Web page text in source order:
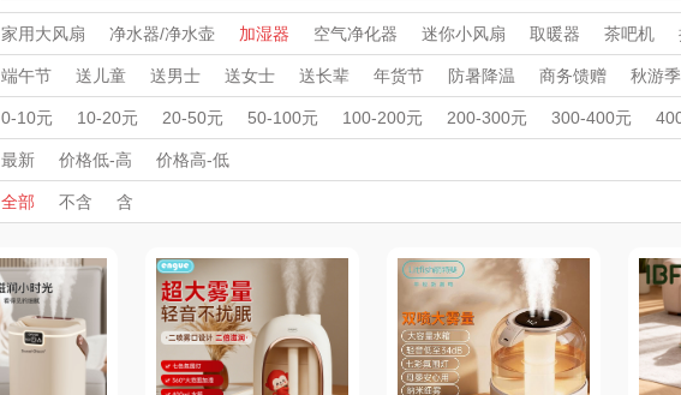
新秀丽 夏普SHARP 东方沁 绽家
momo（杯壶） 大嘴猴（杯壶厨具 MOVA 匠心萌宠
西屋（运动户外） 非一FETANA
DGI
元朗荣华 纽曼Newmine
（线下款）
纽曼Newmine
（线上款）
佳帮手 罗莱 超柔
斯凯奇SKECHER 可口可乐Coca Col
a
十二夏天 百草味（代
立白（包销款） 润本（套装） 乐班 戴可思 康宁
家用大风扇 净水器/净水壶 加湿器 空气净化器 迷你小风扇 取暖器 茶吧机
端午节 送儿童 送男士 送女士 送长辈 年货节 防暑降温 商务馈赠 秋游季
积分礼品
周年庆礼品 春游踏青 开学季礼品 毕业季礼品 开门红专区 伴手礼
暖冬好物
外事出国 入职礼
高端送礼
开业乔迁 乡村振兴 定制案例 珠宝礼品 酒店旅游 高校礼品 女神
保险礼品
建材礼品 政企单位 房地产礼品 汽车礼品 进店礼 情人节 七夕节
母亲节
父亲节 儿童节 中秋节 建军节 护士节 重阳节
0-10元 10-20元 20-50元 50-100元 100-200元 200-300元 300-400元
最新 价格低-高 价格高-低
全部 不含 含